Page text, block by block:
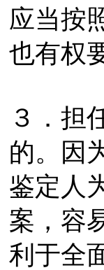
应当按
也有权
３．担
的。因
鉴定人
案，容
利于全